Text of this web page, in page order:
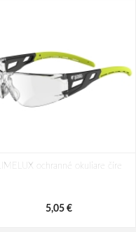
LIMELUX ochranné okuliare číre
5,05 €